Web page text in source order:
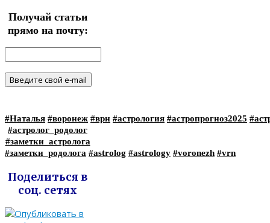
Получай статьи
прямо на почту:
#Наталья #воронеж #врн #астрология #астропрогноз2025
#астролог_родолог
#заметки_астролога
#заметки_родолога #astrolog #astrology #voronezh #vrn
Поделиться в
соц. сетях